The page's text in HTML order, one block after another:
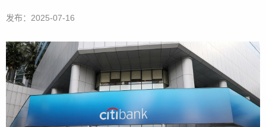
发布：2025-07-16